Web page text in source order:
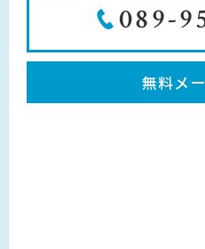
089-
無料メ